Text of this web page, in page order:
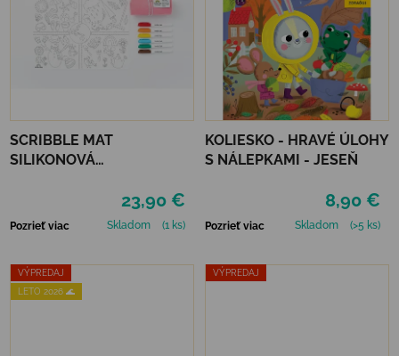
SCRIBBLE MAT
SILIKONOVÁ
23,90 €
Pozrieť viac Skladom (1 ks)
KOLIESKO - HRAVÉ ÚLOHY
S NÁLEPKAMI - JESEŇ
8,90 €
Pozrieť viac Skladom (>5 ks)
VÝPREDAJ
LETO 2026 🌊
VÝPREDAJ